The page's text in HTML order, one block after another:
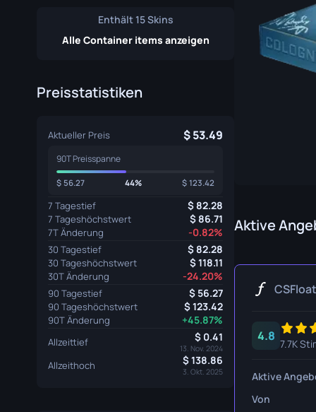
Handwickel
Sporthandschuhe
Falchion
M9
Shadow
Enthält 15 Skins
Alle Container items anzeigen
Preisstatistiken
Aktueller Preis 53.49
90T Preisspanne
56.27 44% 123.42
7 Tagestief 82.28
7 Tageshöchstwert 86.71
7T Änderung -0.82%
30 Tagestief 82.28
30 Tageshöchstwert 118.11
30T Änderung -24.20%
90 Tagestief 56.27
90 Tageshöchstwert 123.42
90T Änderung +45.87%
Allzeittief 0.41
13. Nov. 2024
Allzeithoch 138.86
3. Okt. 2025
Aktive
CSFloat
4.8
7.7K
Aktive
Von